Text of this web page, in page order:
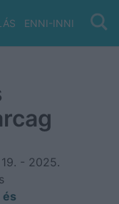
ENNI-INNI VIZ/
- 2025.